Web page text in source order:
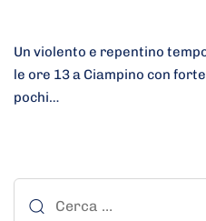
Un violento e repentino
le ore 13 a Ciampino con
pochi…